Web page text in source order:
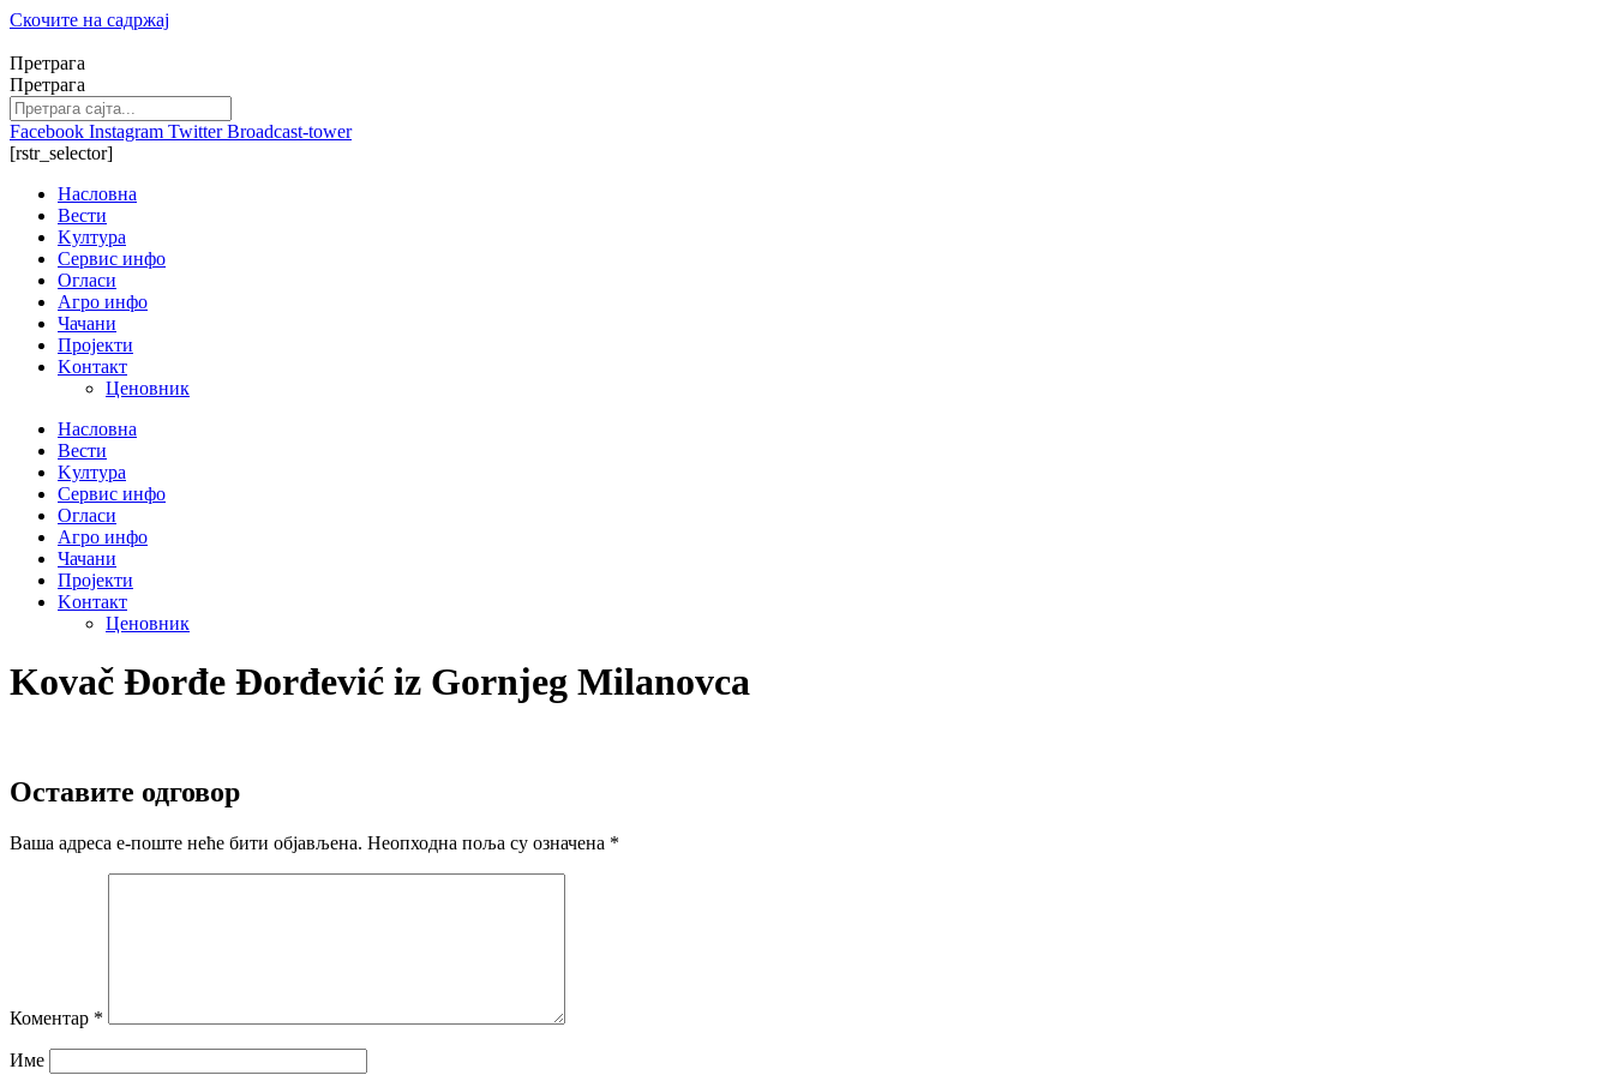
Скочите на садржај
Претрага
Претрага
Facebook Instagram Twitter Broadcast-tower
[rstr_selector]
Насловна
Вести
Kултура
Сервис инфо
Огласи
Агро инфо
Чачани
Пројекти
Kонтакт
Ценовник
Насловна
Вести
Kултура
Сервис инфо
Огласи
Агро инфо
Чачани
Пројекти
Kонтакт
Ценовник
Kovač Đorđe Đorđević iz Gornjeg Milanovca
Оставите одговор
Ваша адреса е-поште неће бити објављена. Неопходна поља су означена *
Коментар *
Име